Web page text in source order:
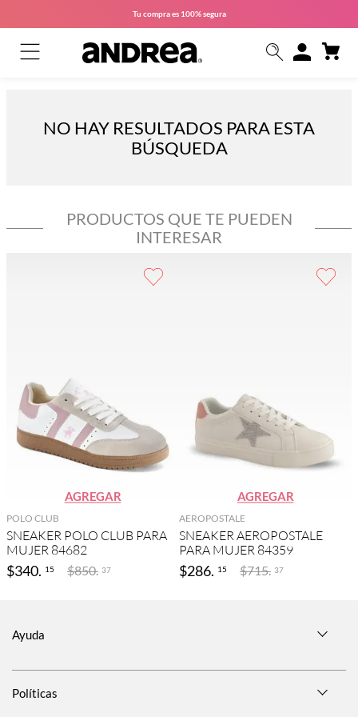
Tu compra es 100% segura
NO HAY RESULTADOS PARA ESTA
BÚSQUEDA
PRODUCTOS QUE TE PUEDEN
INTERESAR
AGREGAR
POLO CLUB
SNEAKER POLO CLUB PARA
MUJER 84682
$340. 15 $850. 37
AGREGAR
AEROPOSTALE
SNEAKER AEROPOSTALE
PARA MUJER 84359
$286. 15 $715. 37
Ayuda
Políticas